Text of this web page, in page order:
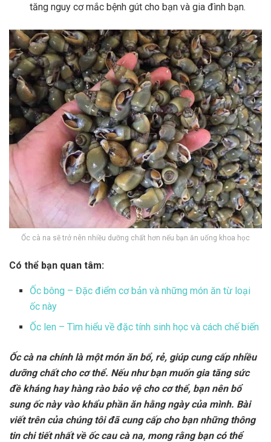
tăng nguy cơ mắc bệnh gút cho bạn và gia đình bạn.
Ốc cà na sẽ trở nên nhiều dưỡng chất hơn nếu bạn ăn uống khoa học
Có thể bạn quan tâm:
Ốc bông – Đặc điểm cơ bản và những món ăn từ loại
ốc này
Ốc len – Tìm hiểu về đặc tính sinh học và cách chế biến
Ốc cà na chính là một món ăn bổ, rẻ, giúp cung cấp nhiều
dưỡng chất cho cơ thể. Nếu như bạn muốn gia tăng sức
đề kháng hay hàng rào bảo vệ cho cơ thể, bạn nên bổ
sung ốc này vào khẩu phần ăn hằng ngày của mình. Bài
viết trên của chúng tôi đã cung cấp cho bạn những thông
tin chi tiết nhất về ốc cau cà na, mong rằng bạn có thể